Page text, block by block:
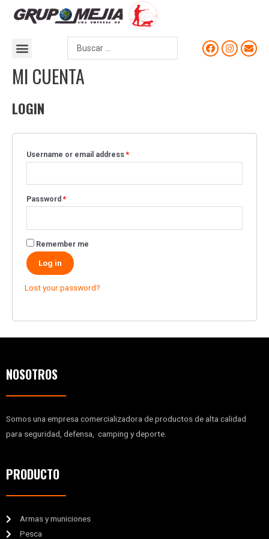
MI CUENTA
LOGIN
Username or email address*
Password*
Remember me
Log in
Lost your password?
NOSOTROS
Somos una empresa comercializadora de productos de alta calidad
para seguridad, defensa, camping y deporte.
PRODUCTO
Armas y municiones
Pesca